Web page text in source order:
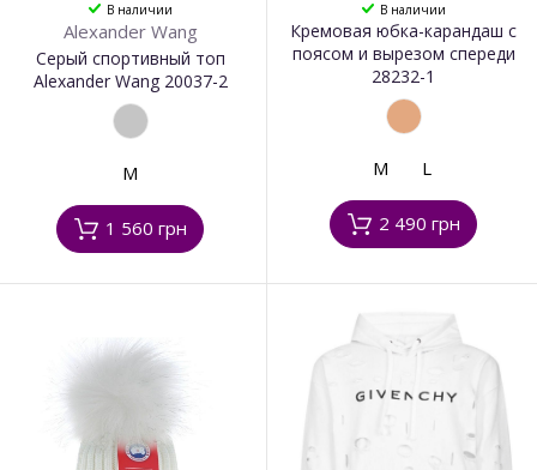
В наличии
Alexander Wang
Серый спортивный топ
Alexander Wang 20037-2
M
1 560 грн
В наличии
Кремовая юбка-карандаш с
поясом и вырезом спереди
28232-1
M L
2 490 грн